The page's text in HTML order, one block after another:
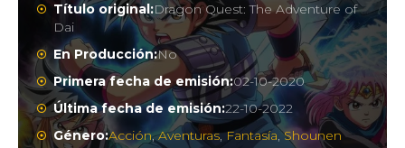
Título original:Dragon Quest: The Adventure of
Dai
En Producción:No
Primera fecha de emisión:02-10-2020
Última fecha de emisión:22-10-2022
Género:Acción,Aventuras,Fantasía,Shounen